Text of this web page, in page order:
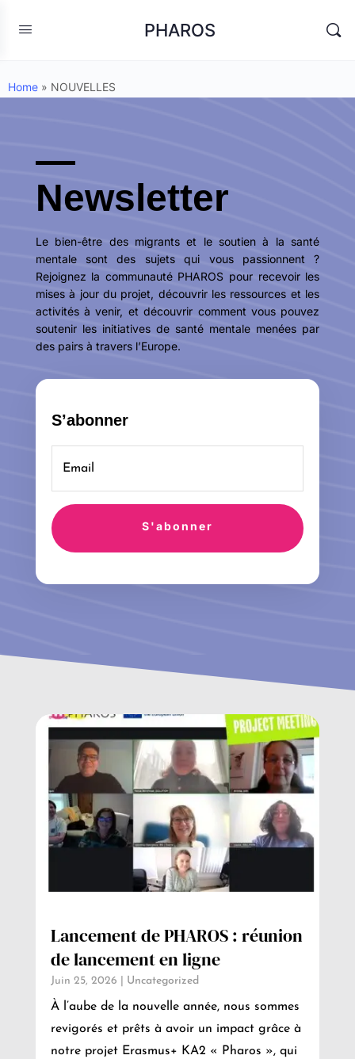
PHAROS
Home » NOUVELLES
Newsletter
Le bien-être des migrants et le soutien à la santé
mentale sont des sujets qui vous passionnent ?
Rejoignez la communauté PHAROS pour recevoir les
mises à jour du projet, découvrir les ressources et les
activités à venir, et découvrir comment vous pouvez
soutenir les initiatives de santé mentale menées par
des pairs à travers l’Europe.
S’abonner
S'abonner
Lancement de PHAROS : réunion
de lancement en ligne
Juin 25, 2026 Uncategorized
À l’aube de la nouvelle année, nous sommes
revigorés et prêts à avoir un impact grâce à
notre projet Erasmus+ KA2 « Pharos », qui